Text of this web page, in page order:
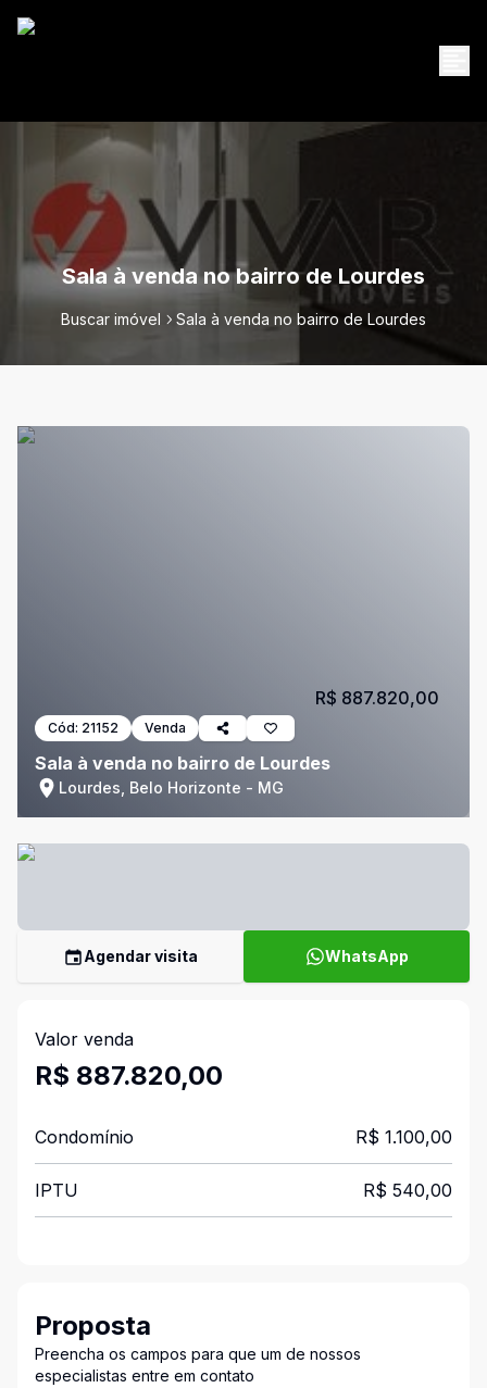
Sala à venda no bairro de Lourdes
Buscar imóvel Sala à venda no bairro de Lourdes
Cód: 21152 Venda
Sala à venda no bairro de Lourdes
Lourdes, Belo Horizonte - MG
R$ 887.820,00
Agendar visita WhatsApp
Valor venda
R$ 887.820,00
Condomínio R$ 1.100,00
IPTU R$ 540,00
Proposta
Preencha os campos para que um de nossos
especialistas entre em contato